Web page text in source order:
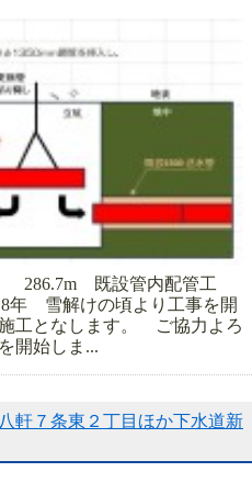
286.7m 既設管内配管工
8年 雪解けの頃より工事を開
工となします。 ご協力よろ
開始しま...
軒７条東２丁目ほか下水道新